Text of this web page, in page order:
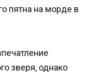
пятна на морде в
зверя, однако